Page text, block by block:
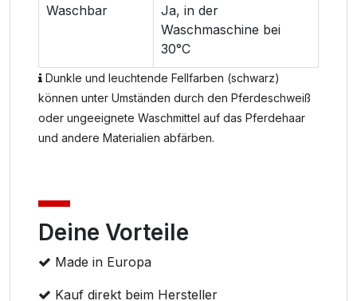
Waschbar
Ja, in der
Waschmaschine bei
30°C
Dunkle und leuchtende Fellfarben (schwarz)
können unter Umständen durch den Pferdeschweiß
oder ungeeignete Waschmittel auf das Pferdehaar
und andere Materialien abfärben.
Deine Vorteile
Made in Europa
Kauf direkt beim Hersteller